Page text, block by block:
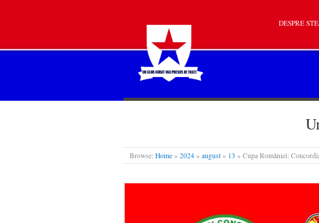
STEAUA LIBERĂ
DESPRE
Browse: Home » 2024 » august » 13 » Cupa României: